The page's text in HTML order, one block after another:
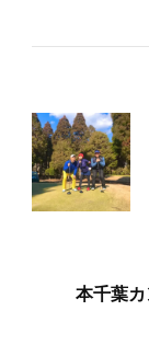
投
稿
本千葉